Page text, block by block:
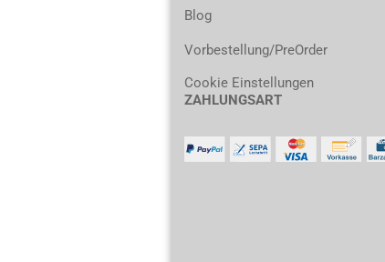
Blog
Vorbestellung/PreOrder
Cookie Einstellungen
ZAHLUNGSART